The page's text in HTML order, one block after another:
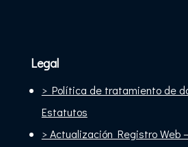
Legal
> Política de tratamiento de
Estatutos
> Actualización Registro Web